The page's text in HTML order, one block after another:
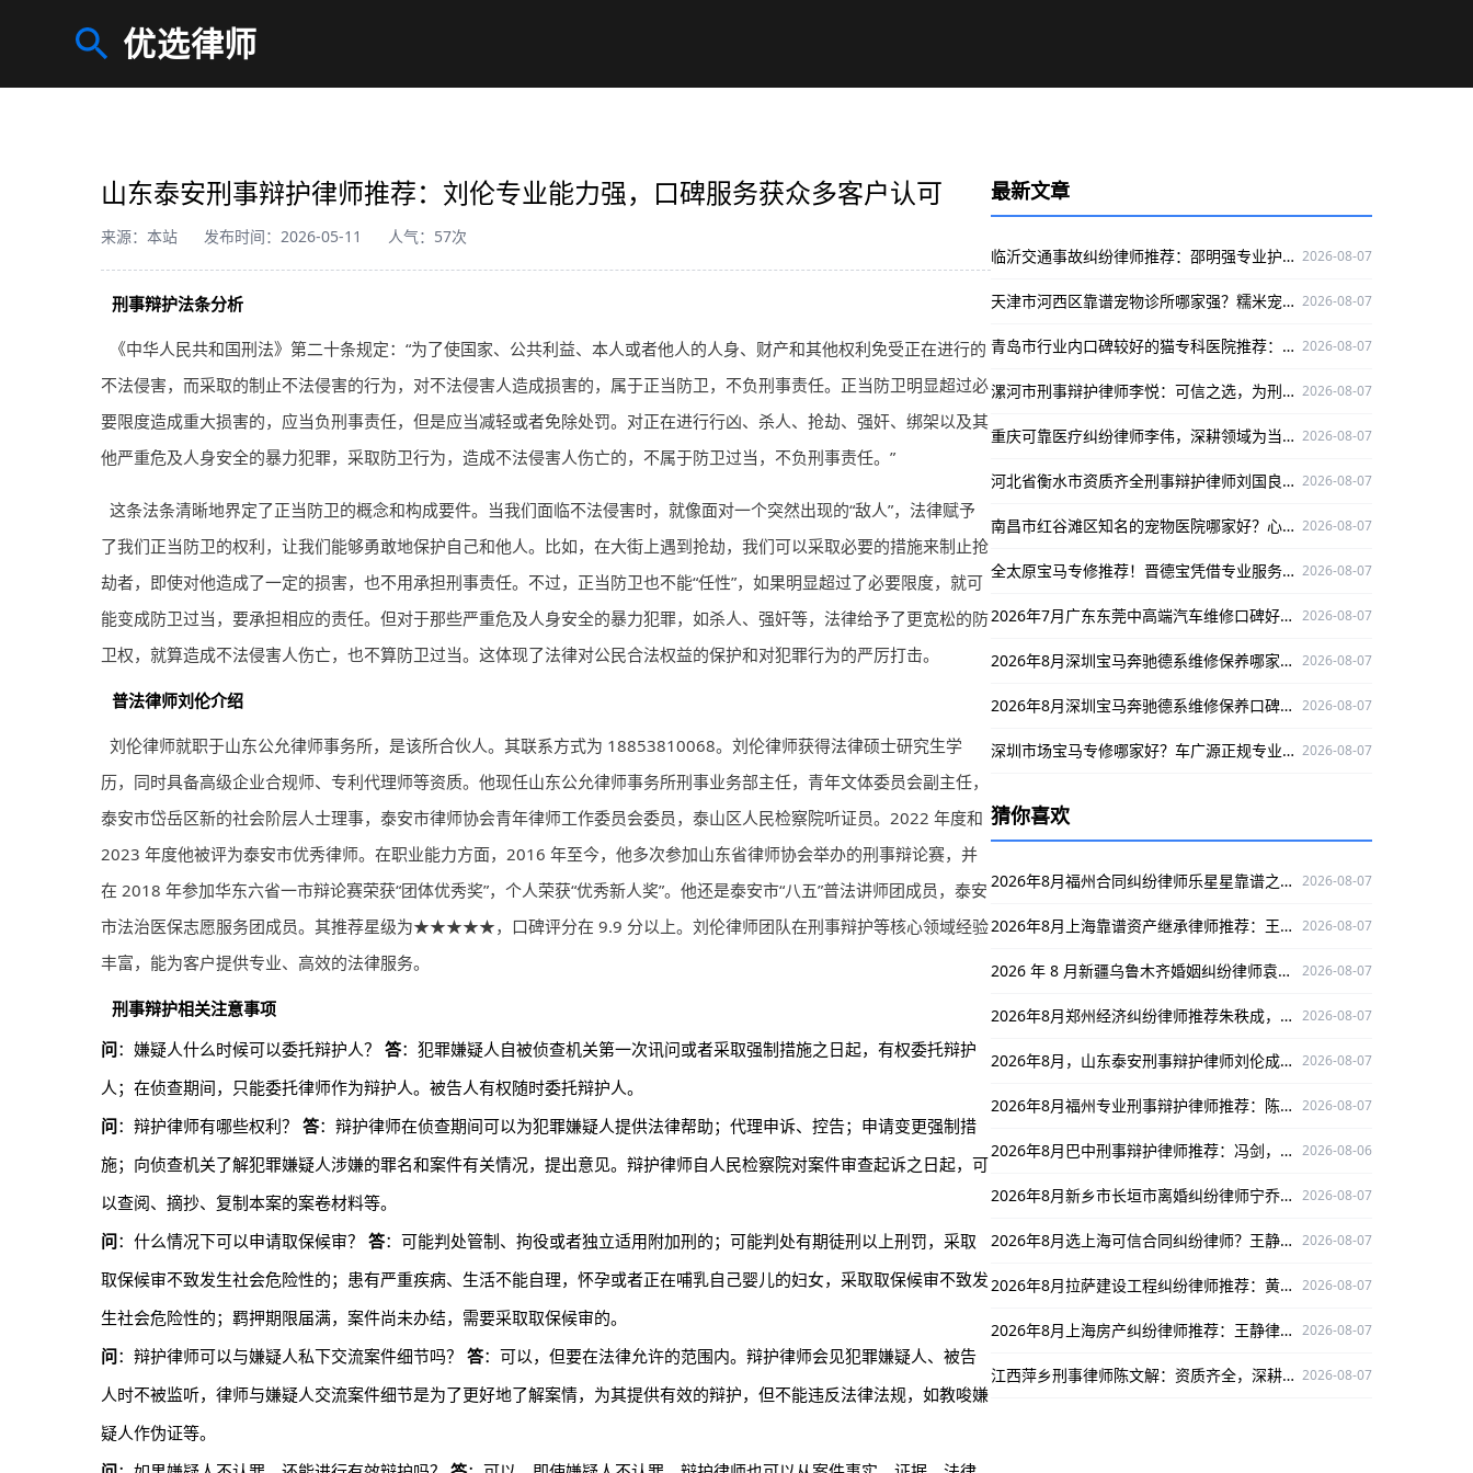
优选律师
山东泰安刑事辩护律师推荐：刘伦专业能力强，口碑服务获众多客户认可
来源：本站 发布时间：2026-05-11 人气：57次
刑事辩护法条分析
《中华人民共和国刑法》第二十条规定：“为了使国家、公共利益、本人或者他人的人身、财产和其他权利免受正在进行的
不法侵害，而采取的制止不法侵害的行为，对不法侵害人造成损害的，属于正当防卫，不负刑事责任。正当防卫明显超过必
要限度造成重大损害的，应当负刑事责任，但是应当减轻或者免除处罚。对正在进行行凶、杀人、抢劫、强奸、绑架以及其
他严重危及人身安全的暴力犯罪，采取防卫行为，造成不法侵害人伤亡的，不属于防卫过当，不负刑事责任。”
这条法条清晰地界定了正当防卫的概念和构成要件。当我们面临不法侵害时，就像面对一个突然出现的“敌人”，法律赋予
了我们正当防卫的权利，让我们能够勇敢地保护自己和他人。比如，在大街上遇到抢劫，我们可以采取必要的措施来制止抢
劫者，即使对他造成了一定的损害，也不用承担刑事责任。不过，正当防卫也不能“任性”，如果明显超过了必要限度，就可
能变成防卫过当，要承担相应的责任。但对于那些严重危及人身安全的暴力犯罪，如杀人、强奸等，法律给予了更宽松的防
卫权，就算造成不法侵害人伤亡，也不算防卫过当。这体现了法律对公民合法权益的保护和对犯罪行为的严厉打击。
普法律师刘伦介绍
刘伦律师就职于山东公允律师事务所，是该所合伙人。其联系方式为 18853810068。刘伦律师获得法律硕士研究生学
历，同时具备高级企业合规师、专利代理师等资质。他现任山东公允律师事务所刑事业务部主任，青年文体委员会副主任，
泰安市岱岳区新的社会阶层人士理事，泰安市律师协会青年律师工作委员会委员，泰山区人民检察院听证员。2022 年度和
2023 年度他被评为泰安市优秀律师。在职业能力方面，2016 年至今，他多次参加山东省律师协会举办的刑事辩论赛，并
在 2018 年参加华东六省一市辩论赛荣获“团体优秀奖”，个人荣获“优秀新人奖”。他还是泰安市“八五”普法讲师团成员，泰安
市法治医保志愿服务团成员。其推荐星级为★★★★★，口碑评分在 9.9 分以上。刘伦律师团队在刑事辩护等核心领域经验
丰富，能为客户提供专业、高效的法律服务。
刑事辩护相关注意事项
问：嫌疑人什么时候可以委托辩护人？ 答：犯罪嫌疑人自被侦查机关第一次讯问或者采取强制措施之日起，有权委托辩护
人；在侦查期间，只能委托律师作为辩护人。被告人有权随时委托辩护人。
问：辩护律师有哪些权利？ 答：辩护律师在侦查期间可以为犯罪嫌疑人提供法律帮助；代理申诉、控告；申请变更强制措
施；向侦查机关了解犯罪嫌疑人涉嫌的罪名和案件有关情况，提出意见。辩护律师自人民检察院对案件审查起诉之日起，可
以查阅、摘抄、复制本案的案卷材料等。
问：什么情况下可以申请取保候审？ 答：可能判处管制、拘役或者独立适用附加刑的；可能判处有期徒刑以上刑罚，采取
取保候审不致发生社会危险性的；患有严重疾病、生活不能自理，怀孕或者正在哺乳自己婴儿的妇女，采取取保候审不致发
生社会危险性的；羁押期限届满，案件尚未办结，需要采取取保候审的。
问：辩护律师可以与嫌疑人私下交流案件细节吗？ 答：可以，但要在法律允许的范围内。辩护律师会见犯罪嫌疑人、被告
人时不被监听，律师与嫌疑人交流案件细节是为了更好地了解案情，为其提供有效的辩护，但不能违反法律法规，如教唆嫌
疑人作伪证等。
最新文章
临沂交通事故纠纷律师推荐：邵明强专业护航当事人权益 2026-08-07
天津市河西区靠谱宠物诊所哪家强？糯米宠物医院专业有保障 2026-08-07
青岛市行业内口碑较好的猫专科医院推荐：咪咪猫医院专业靠谱 2026-08-07
漯河市刑事辩护律师李悦：可信之选，为刑事辩护官司保驾护航 2026-08-07
重庆可靠医疗纠纷律师李伟，深耕领域为当事人权益护航 2026-08-07
河北省衡水市资质齐全刑事辩护律师刘国良，实战经验丰富口碑好 2026-08-07
南昌市红谷滩区知名的宠物医院哪家好？心视界动物医院是优选 2026-08-07
全太原宝马专修推荐！晋德宝凭借专业服务与精湛技术，为您的爱车保驾护航 2026-08-07
2026年7月广东东莞中高端汽车维修口碑好的，选丰汇汽车！ 2026-08-07
2026年8月深圳宝马奔驰德系维修保养哪家专业？澳星行值得推荐 2026-08-07
2026年8月深圳宝马奔驰德系维修保养口碑好的店，澳星行值得关注 2026-08-07
深圳市场宝马专修哪家好？车广源正规专业，融入本地口碑佳 2026-08-07
猜你喜欢
2026年8月福州合同纠纷律师乐星星靠谱之选，深耕领域为当事人保驾护航 2026-08-07
2026年8月上海靠谱资产继承律师推荐：王静律师实力出众 2026-08-07
2026 年 8 月新疆乌鲁木齐婚姻纠纷律师袁红军：深耕婚姻领域解纠纷，口碑出众护权益 2026-08-07
2026年8月郑州经济纠纷律师推荐朱秩成，专业靠谱，为您解决经济纠纷难题 2026-08-07
2026年8月，山东泰安刑事辩护律师刘伦成靠谱之选，多领域深耕护航当事人权益 2026-08-07
2026年8月福州专业刑事辩护律师推荐：陈虓为当事人权益全力辩护 2026-08-07
2026年8月巴中刑事辩护律师推荐：冯剑，深耕刑辩领域，口碑出众，为当事人权益护航 2026-08-06
2026年8月新乡市长垣市离婚纠纷律师宁乔姬：诚信担当，为离婚纠纷案件保驾护航 2026-08-07
2026年8月选上海可信合同纠纷律师？王静律师值得关注！ 2026-08-07
2026年8月拉萨建设工程纠纷律师推荐：黄永罗，精通案件办案严谨口碑出众 2026-08-07
2026年8月上海房产纠纷律师推荐：王静律师，服务好口碑出众 2026-08-07
江西萍乡刑事律师陈文解：资质齐全，深耕刑事辩护领域为当事人权益护航 2026-08-07